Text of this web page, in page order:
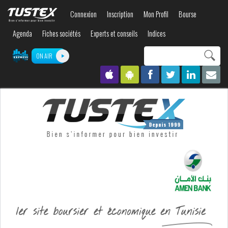
contenu
Connexion Inscription Mon Profil
Bourse
Agenda
Fiches sociétés Experts et conseils Indices
ON AIR
recherche